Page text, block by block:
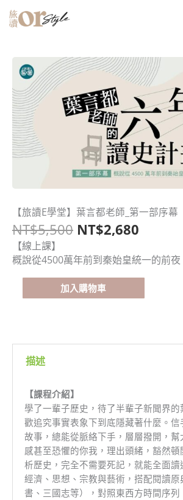
【旅讀E學堂】葉言都老師_第一部序幕
NT$5,500
原
始
格：
NT$5,500。
NT$2,680
目
格：
【線上課】
概說從4500萬年前到秦始皇統一的前夜
【旅
讀
學
堂】
加入購物車
描述
【課程介紹】
學了一輩子歷史，待了半輩子新聞界的
歡追究事實表象下到底隱藏著什麼。信
故事，總能從脈絡下手，層層撥開，幫
感甚至恐懼的你我，理出頭緒，豁然
析歷史，完全不需要死記，就能全面讀
經濟、思想、宗教與藝術，搭配閱讀原
書、三國志等），對照東西方時間序